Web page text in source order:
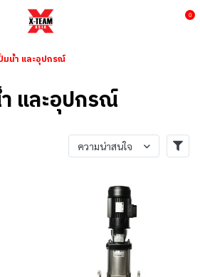
0
มน้ำ และอุปกรณ์
และอุปกรณ์
ความน่าสนใจ